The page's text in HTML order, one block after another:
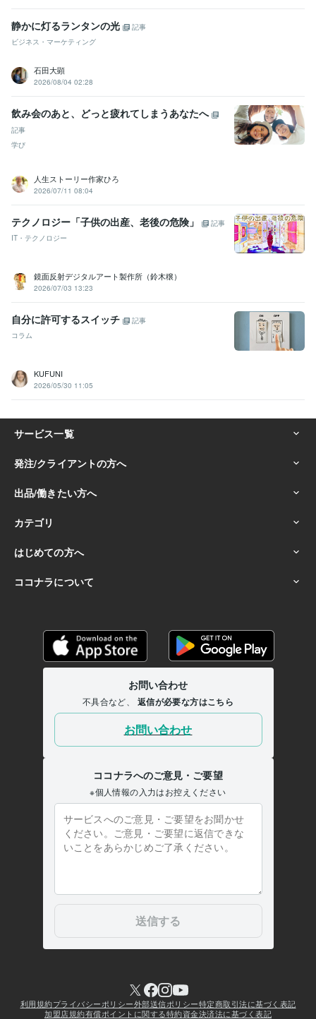
静かに灯るランタンの光
記事
ビジネス・マーケティング
石田大顕
2026/08/04 02:28
飲み会のあと、どっと疲れてしまうあなたへ
記事
学び
人生ストーリー作家ひろ
2026/07/11 08:04
テクノロジー「子供の出産、老後の危険」
記事
IT・テクノロジー
鏡面反射デジタルアート製作所（鈴木穣）
2026/07/03 13:23
自分に許可するスイッチ
記事
コラム
KUFUNI
2026/05/30 11:05